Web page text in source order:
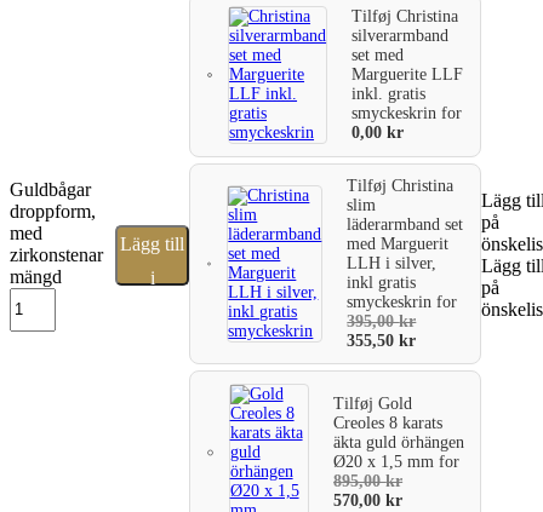
Guldbågar
droppform,
med
zirkonstenar
mängd
Lägg till
i
TilføjChristina
silverarmband
set med
Marguerite LLF
inkl. gratis
smyckeskrinfor
0,00kr
TilføjChristina
slim
läderarmband set
med Marguerit
LLH i silver,
inkl gratis
smyckeskrinfor
395,00kr
355,50kr
TilføjGold
Creoles 8 karats
äkta guld örhängen
Ø20 x 1,5 mmfor
895,00kr
570,00kr
Lägg
på
Lägg
på